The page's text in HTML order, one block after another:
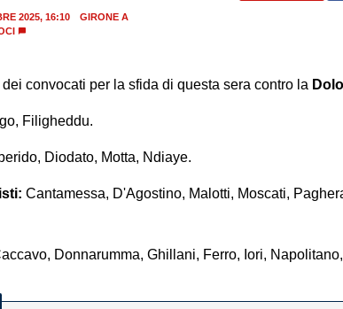
2025, 16:10
GIRONE A
convocati per la sfida di questa sera contro la
Filigheddu.
Diodato, Motta, Ndiaye.
Cantamessa, D'Agostino, Malotti, Moscati,
Donnarumma, Ghillani, Ferro, Iori,